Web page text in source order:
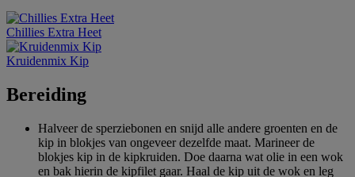
Chillies Extra Heet
Kruidenmix Kip
Bereiding
Halveer de sperziebonen en snijd alle andere groenten en de
kip in blokjes van ongeveer dezelfde maat. Marineer de
blokjes kip in de kipkruiden. Doe daarna wat olie in een wok
en bak hierin de kipfilet gaar. Haal de kip uit de wok en leg